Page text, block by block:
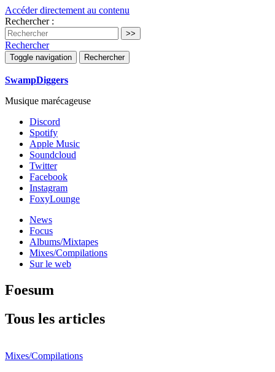
Accéder directement au contenu
Rechercher :
Rechercher
Toggle navigation Rechercher
SwampDiggers
Musique marécageuse
Discord
Spotify
Apple Music
Soundcloud
Twitter
Facebook
Instagram
FoxyLounge
News
Focus
Albums/Mixtapes
Mixes/Compilations
Sur le web
Foesum
Tous les articles
Mixes/Compilations